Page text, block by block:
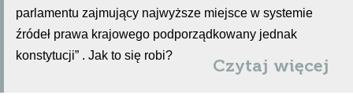
parlamentu zajmujący najwyższe miejsce w systemie
źródeł prawa krajowego podporządkowany jednak
konstytucji” . Jak to się robi?
Czytaj więcej